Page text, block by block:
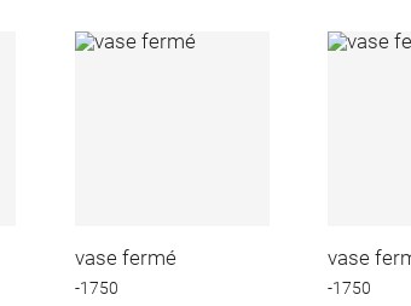
vase fermé
-1750
vase
-1750